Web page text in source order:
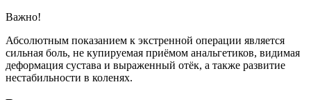
Важно!
Абсолютным показанием к экстренной операции является
сильная боль, не купируемая приёмом анальгетиков, видимая
деформация сустава и выраженный отёк, а также развитие
нестабильности в коленях.